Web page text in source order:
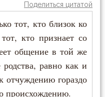
Поделиться цитатой
тот, кто близок ко
кто признает со
общение в той же
родства, равно как и
отчуждению гораздо
происхождению.